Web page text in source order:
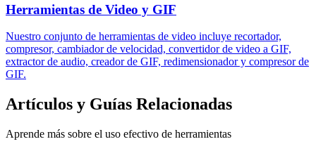
Herramientas de Video y GIF
Nuestro conjunto de herramientas de video incluye recortador,
compresor, cambiador de velocidad, convertidor de video a GIF,
extractor de audio, creador de GIF, redimensionador y compresor de
GIF.
Artículos y Guías Relacionadas
Aprende más sobre el uso efectivo de herramientas